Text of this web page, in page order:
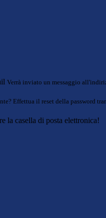
Verrà inviato un messaggio
Effettua il reset della password
la casella di posta elettronica!